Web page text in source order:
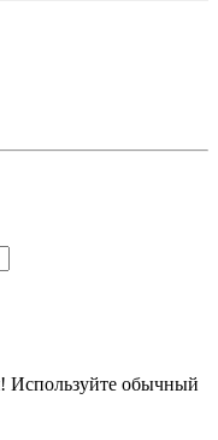
Используйте обычный